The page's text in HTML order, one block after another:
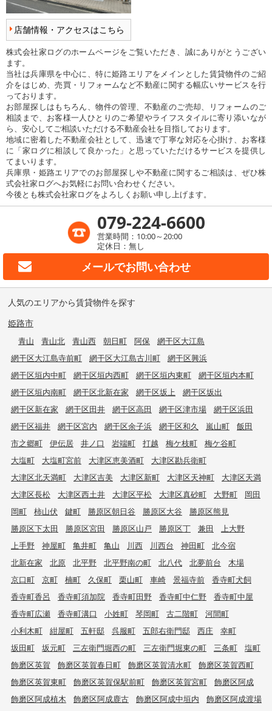
店舗情報・アクセスはこちら
株式会社家ログのホームページをご覧いただき、誠にありがとうござい
ます。
当社は兵庫県を中心に、特に姫路エリアをメインとした賃貸物件のご紹
介をはじめ、売買・リフォームなど不動産に関する幅広いサービスを行
っております。
お部屋探しはもちろん、物件の管理、不動産のご売却、リフォームのご
相談まで、お客様一人ひとりのご希望やライフスタイルに寄り添いなが
ら、安心してご相談いただける不動産会社を目指しております。
地域に密着した不動産会社として、迅速で丁寧な対応を心掛け、お客様
に「家ログに相談して良かった」と思っていただけるサービスを提供し
てまいります。
兵庫県・姫路エリアでのお部屋探しや不動産に関するご相談は、ぜひ株
式会社家ログへお気軽にお問い合わせください。
今後とも株式会社家ログをよろしくお願い申し上げます。
079-224-6600
営業時間：10:00～20:00
定休日：無し
メールでお問い合わせ
人気のエリアから賃貸物件を探す
姫路市
青山 青山北 青山西 朝日町 阿保
網干区大江島
網干区大江島寺前町
網干区大江島古川町
網干区興浜
網干区垣内中町
網干区垣内西町 網干区垣内東町
網干区垣内本町
網干区垣内南町
網干区北新在家 網干区坂上
網干区坂出
網干区新在家
網干区田井 網干区高田 網干区津市場
網干区浜田
網干区福井
網干区宮内 網干区余子浜 網干区和久 嵐山町
飯田
市之郷町
伊伝居 井ノ口 岩端町 打越 梅ケ枝町
梅ケ谷町
大塩町
大塩町宮前 大津区恵美酒町
大津区勘兵衛町
大津区北天満町
大津区吉美 大津区新町 大津区天神町
大津区天満
大津区長松
大津区西土井 大津区平松 大津区真砂町 大野町
岡田
岡町
柿山伏 鍵町 勝原区朝日谷 勝原区大谷
勝原区熊見
勝原区下太田
勝原区宮田 勝原区山戸 勝原区丁 兼田
上大野
上手野
神屋町 亀井町 亀山 川西 川西台 神田町
北今宿
北新在家
北原 北平野 北平野南の町 北八代 北夢前台
木場
京口町
京町 楠町 久保町 栗山町 車崎 景福寺前
香寺町犬飼
香寺町香呂
香寺町須加院 香寺町田野 香寺町中仁野
香寺町中屋
香寺町広瀬
香寺町溝口 小姓町 琴岡町 古二階町
河間町
小利木町
紺屋町 五軒邸 呉服町 五郎右衛門邸 西庄
幸町
坂田町
坂元町 三左衛門堀西の町 三左衛門堀東の町 三条町
塩町
飾磨区英賀
飾磨区英賀春日町 飾磨区英賀清水町
飾磨区英賀西町
飾磨区英賀東町
飾磨区英賀保駅前町 飾磨区英賀宮町
飾磨区阿成
飾磨区阿成植木
飾磨区阿成鹿古 飾磨区阿成中垣内
飾磨区阿成渡場